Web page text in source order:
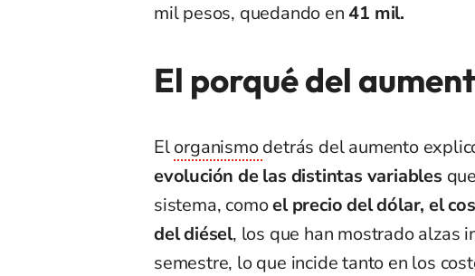
mil pesos, quedando en41 mil.
El porqué del
Elorganismodetrás del aumento
evolución de las distintas variables
sistema, comoel precio del dólar, el
del diésel, los que han mostrado alzas
semestre, lo que incide tanto en los